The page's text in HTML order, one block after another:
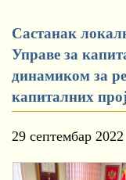
Састанак
Управе за
динамиком за
капиталних
29 септембар 2022